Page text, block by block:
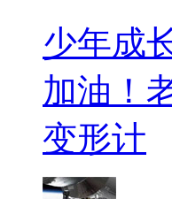
少年成
加油！
变形计